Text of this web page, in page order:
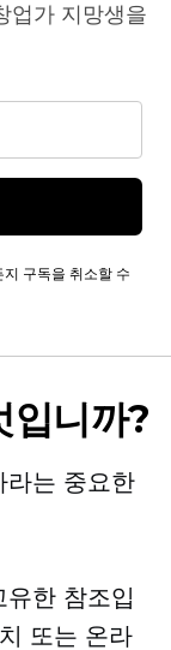
업가 지망생을
구독을 취소할 수
입니까?
라는 중요한
유한 참조입
또는 온라